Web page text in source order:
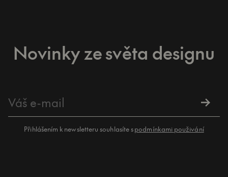
Novinky ze světa designu
Přihlášením k newsletteru souhlasíte spodmínkami použivání